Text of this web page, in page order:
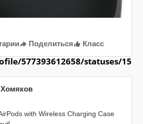
Поделиться Класс
577393612658/statuses/15
with Wireless Charging Case